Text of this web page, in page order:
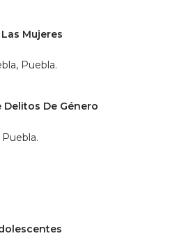
Mujeres
Puebla.
De Género